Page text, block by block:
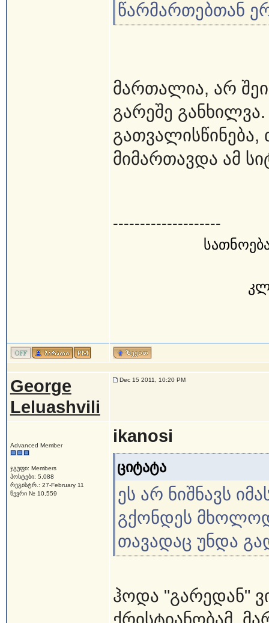
წარმართებთან
მართალია, არ
გარეშე
მიმართავდა ამ
--------------------
George
Leluashvili
Dec 15 2011, 10:20 PM
Advanced Member
ჯგუფი: Members
პოსტები: 5,088
რეგისტრ.: 27-February 11
წევრი № 10,559
ikanosi
ციტატა
ეს არ ნიშნავს
გქონდეს
თავადაც უნდა
ჰოდა "გარედან"